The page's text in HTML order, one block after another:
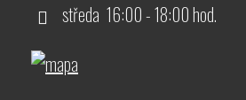
středa 16:00 - 18:00 hod.